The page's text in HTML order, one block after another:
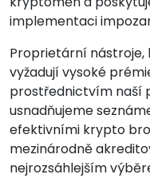
implementaci
Proprietární
vyžadují vysoké
prostřednictvím naší
usnadňujeme
efektivními krypto
mezinárodně
nejrozsáhlejším